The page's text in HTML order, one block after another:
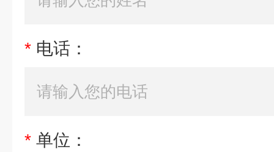
* 电话：
* 单位：